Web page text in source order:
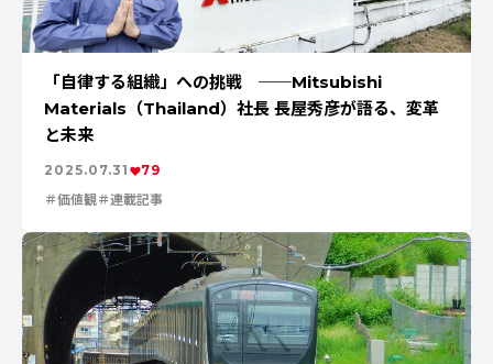
「自律する組織」への挑戦 ──Mitsubishi
Materials（Thailand）社長 長屋秀彦が語る、変革
と未来
2025.07.31
79
価値観
連載記事